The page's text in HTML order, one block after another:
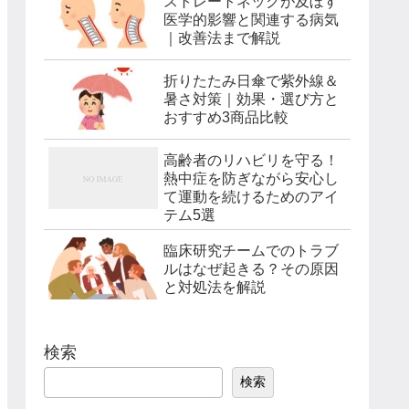
医学的影響と関連する病気
｜改善法まで解説
折りたたみ日傘で紫外線＆
暑さ対策｜効果・選び方と
おすすめ3商品比較
高齢者のリハビリを守る！
熱中症を防ぎながら安心し
て運動を続けるためのアイ
テム5選
臨床研究チームでのトラブ
ルはなぜ起きる？その原因
と対処法を解説
検索
検索